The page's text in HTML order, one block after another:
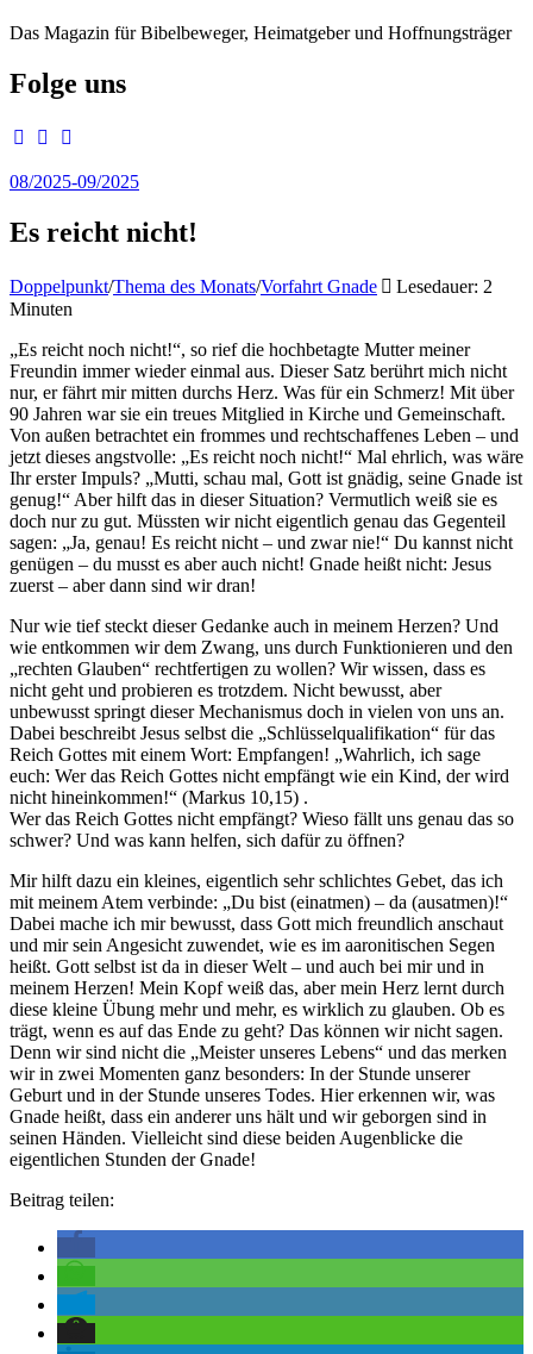
Das Magazin für Bibelbeweger, Heimatgeber und Hoffnungsträger
Folge uns
08/2025-09/2025
Es reicht nicht!
Doppelpunkt/Thema des Monats/Vorfahrt Gnade
Lesedauer: 2
Minuten
„Es reicht noch nicht!“, so rief die hochbetagte Mutter meiner
Freundin immer wieder einmal aus. Dieser Satz berührt mich nicht
nur, er fährt mir mitten durchs Herz. Was für ein Schmerz! Mit über
90 Jahren war sie ein treues Mitglied in Kirche und Gemeinschaft.
Von außen betrachtet ein frommes und rechtschaffenes Leben – und
jetzt dieses angstvolle: „Es reicht noch nicht!“ Mal ehrlich, was wäre
Ihr erster Impuls? „Mutti, schau mal, Gott ist gnädig, seine Gnade ist
genug!“ Aber hilft das in dieser Situation? Vermutlich weiß sie es
doch nur zu gut. Müssten wir nicht eigentlich genau das Gegenteil
sagen: „Ja, genau! Es reicht nicht – und zwar nie!“ Du kannst nicht
genügen – du musst es aber auch nicht! Gnade heißt nicht: Jesus
zuerst – aber dann sind wir dran!
Nur wie tief steckt dieser Gedanke auch in meinem Herzen? Und
wie entkommen wir dem Zwang, uns durch Funktionieren und den
„rechten Glauben“ rechtfertigen zu wollen? Wir wissen, dass es
nicht geht und probieren es trotzdem. Nicht bewusst, aber
unbewusst springt dieser Mechanismus doch in vielen von uns an.
Dabei beschreibt Jesus selbst die „Schlüsselqualifikation“ für das
Reich Gottes mit einem Wort: Empfangen! „Wahrlich, ich sage
euch: Wer das Reich Gottes nicht empfängt wie ein Kind, der wird
nicht hineinkommen!“ (Markus 10,15) .
Wer das Reich Gottes nicht empfängt? Wieso fällt uns genau das so
schwer? Und was kann helfen, sich dafür zu öffnen?
Mir hilft dazu ein kleines, eigentlich sehr schlichtes Gebet, das ich
mit meinem Atem verbinde: „Du bist (einatmen) – da (ausatmen)!“
Dabei mache ich mir bewusst, dass Gott mich freundlich anschaut
und mir sein Angesicht zuwendet, wie es im aaronitischen Segen
heißt. Gott selbst ist da in dieser Welt – und auch bei mir und in
meinem Herzen! Mein Kopf weiß das, aber mein Herz lernt durch
diese kleine Übung mehr und mehr, es wirklich zu glauben. Ob es
trägt, wenn es auf das Ende zu geht? Das können wir nicht sagen.
Denn wir sind nicht die „Meister unseres Lebens“ und das merken
wir in zwei Momenten ganz besonders: In der Stunde unserer
Geburt und in der Stunde unseres Todes. Hier erkennen wir, was
Gnade heißt, dass ein anderer uns hält und wir geborgen sind in
seinen Händen. Vielleicht sind diese beiden Augenblicke die
eigentlichen Stunden der Gnade!
Beitrag teilen: